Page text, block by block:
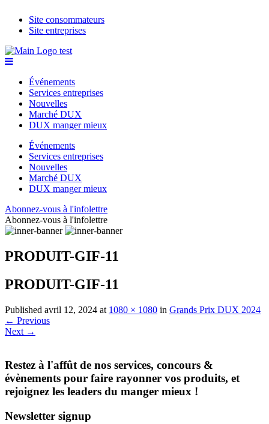
Site consommateurs
Site entreprises
Événements
Services entreprises
Nouvelles
Marché DUX
DUX manger mieux
Événements
Services entreprises
Nouvelles
Marché DUX
DUX manger mieux
Abonnez-vous à l'infolettre
Abonnez-vous à l'infolettre
PRODUIT-GIF-11
PRODUIT-GIF-11
Published avril 12, 2024 at 1080 × 1080 in Grands Prix DUX 2024
← Previous
Next →
Restez à l'affût de nos services, concours &
évènements pour faire rayonner vos produits, et
rejoignez les leaders du manger mieux !
Newsletter signup